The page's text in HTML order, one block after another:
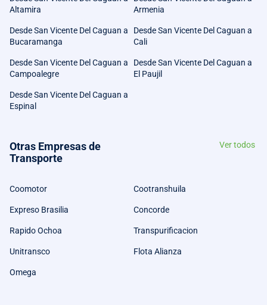
Altamira
Armenia
Desde San Vicente Del Caguan a
Bucaramanga
Desde San Vicente Del Caguan a
Cali
Desde San Vicente Del Caguan a
Campoalegre
Desde San Vicente Del Caguan a
El Paujil
Desde San Vicente Del Caguan a
Espinal
Otras Empresas de
Transporte
Ver todos
Coomotor Cootranshuila
Expreso Brasilia Concorde
Rapido Ochoa Transpurificacion
Unitransco Flota Alianza
Omega